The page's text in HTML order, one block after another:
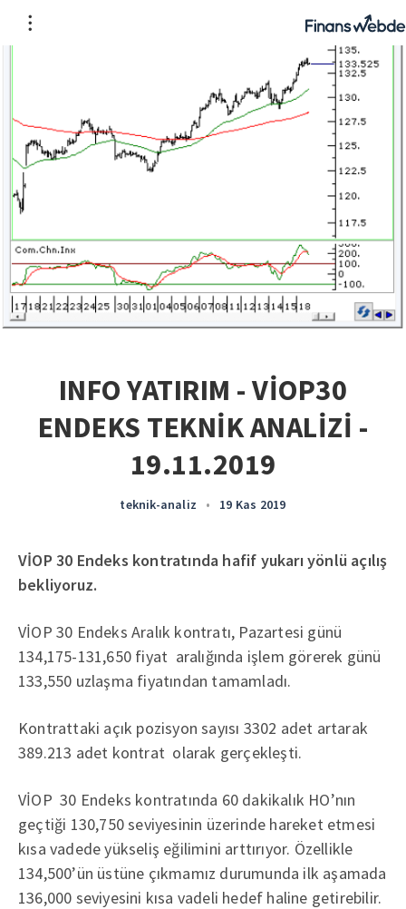
INFO YATIRIM - VİOP30
ENDEKS TEKNİK ANALİZİ -
19.11.2019
teknik-analiz • 19 Kas 2019
VİOP 30 Endeks kontratında hafif yukarı yönlü açılış
bekliyoruz.
VİOP 30 Endeks Aralık kontratı, Pazartesi günü
134,175-131,650 fiyat aralığında işlem görerek günü
133,550 uzlaşma fiyatından tamamladı.
Kontrattaki açık pozisyon sayısı 3302 adet artarak
389.213 adet kontrat olarak gerçekleşti.
VİOP 30 Endeks kontratında 60 dakikalık HO’nın
geçtiği 130,750 seviyesinin üzerinde hareket etmesi
kısa vadede yükseliş eğilimini arttırıyor. Özellikle
134,500’ün üstüne çıkmamız durumunda ilk aşamada
136,000 seviyesini kısa vadeli hedef haline getirebilir.